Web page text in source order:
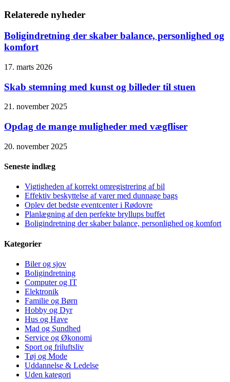
Relaterede nyheder
Boligindretning der skaber balance, personlighed og
komfort
17. marts 2026
Skab stemning med kunst og billeder til stuen
21. november 2025
Opdag de mange muligheder med vægfliser
20. november 2025
Seneste indlæg
Vigtigheden af korrekt omregistrering af bil
Effektiv beskyttelse af varer med dunnage bags
Oplev det bedste eventcenter i Rødovre
Planlægning af den perfekte bryllups buffet
Boligindretning der skaber balance, personlighed og komfort
Kategorier
Biler og sjov
Boligindretning
Computer og IT
Elektronik
Familie og Børn
Hobby og Dyr
Hus og Have
Mad og Sundhed
Service og Økonomi
Sport og friluftsliv
Tøj og Mode
Uddannelse & Ledelse
Uden kategori